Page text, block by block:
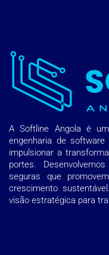
A Softline Angola é
engenharia de
impulsionar a
portes.
seguras que
crescimento
visão estratégica para